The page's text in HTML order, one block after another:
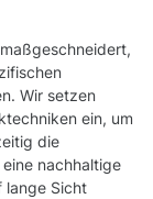
Wir setzen
ein, um
die
nachhaltige
lange Sicht